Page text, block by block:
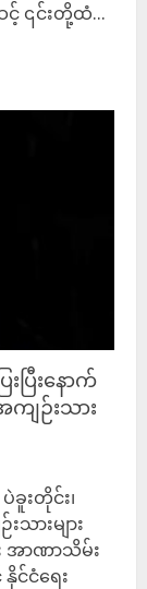
င့် ၎င်းတို့ထံ...
ပြီးနောက်
ျဉ်းသား
းတိုင်း၊
ားများ
အာဏာသိမ်း
င်ငံရေး